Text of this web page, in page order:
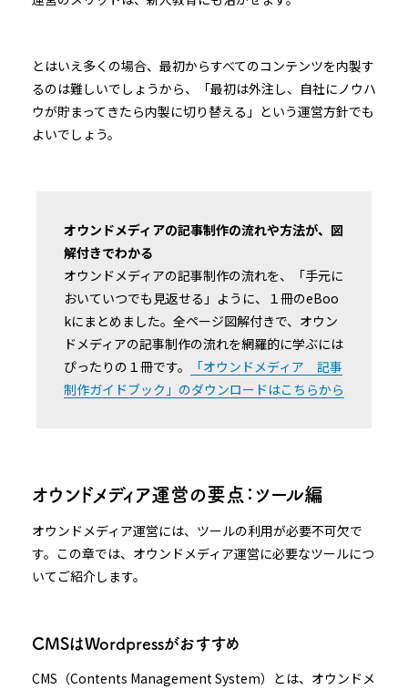
とはいえ多くの場合、最初からすべてのコンテンツを内製す
るのは難しいでしょうから、「最初は外注し、自社にノウハ
ウが貯まってきたら内製に切り替える」という運営方針でも
よいでしょう。
オウンドメディアの記事制作の流れや方法が、図
解付きでわかる
オウンドメディアの記事制作の流れを、「手元に
おいていつでも見返せる」ように、１冊のeBoo
kにまとめました。全ページ図解付きで、オウン
ドメディアの記事制作の流れを網羅的に学ぶには
ぴったりの１冊です。
「オウンドメディア 記事
制作ガイドブック」のダウンロードはこちらから
オウンドメディア運営の要点：ツール編
オウンドメディア運営には、ツールの利用が必要不可欠で
す。この章では、オウンドメディア運営に必要なツールにつ
いてご紹介します。
CMSはWordpressがおすすめ
CMS（Contents Management System）とは、オウンドメ